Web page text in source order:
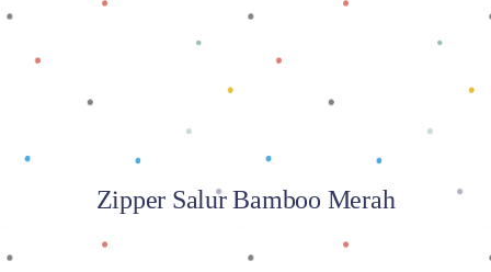
Zipper Salur Bamboo Merah